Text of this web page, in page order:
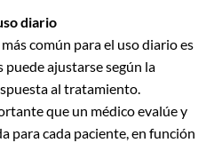
diario
más común para el uso diario es
puede ajustarse según la
al tratamiento.
que un médico evalúe y
para cada paciente, en función